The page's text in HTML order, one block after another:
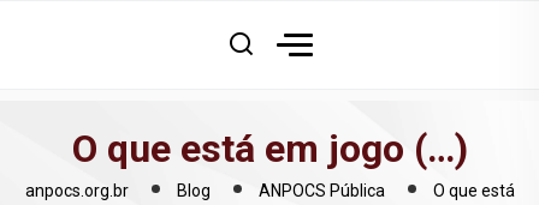
O que está em jogo (…)
anpocs.org.br Blog ANPOCS Pública
O que está